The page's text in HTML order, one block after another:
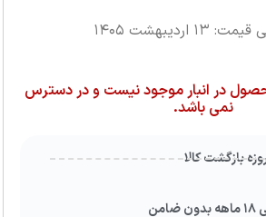
اردیبهشت ۱۴۰۵
در انبار موجود نیست و در دسترس
نمی باشد.